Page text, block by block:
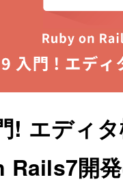
! エディ
Rails7開発